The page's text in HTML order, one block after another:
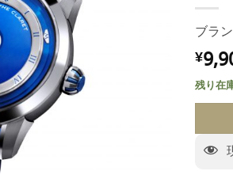
ブラ
¥
残り在